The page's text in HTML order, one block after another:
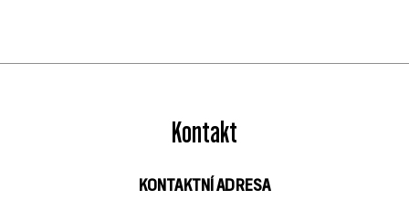
Kontakt
KONTAKTNÍ ADRESA